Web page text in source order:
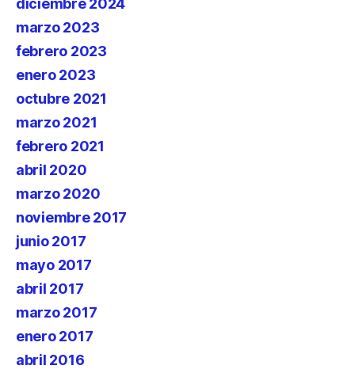
diciembre 2024
marzo 2023
febrero 2023
enero 2023
octubre 2021
marzo 2021
febrero 2021
abril 2020
marzo 2020
noviembre 2017
junio 2017
mayo 2017
abril 2017
marzo 2017
enero 2017
abril 2016